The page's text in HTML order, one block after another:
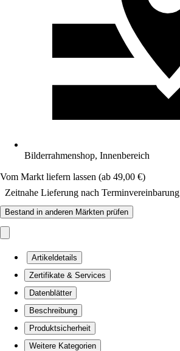
Bilderrahmenshop, Innenbereich
Vom Markt liefern lassen (ab 49,00 €)
Zeitnahe Lieferung nach Terminvereinbarung
Bestand in anderen Märkten prüfen
Artikeldetails
Zertifikate & Services
Datenblätter
Beschreibung
Produktsicherheit
Weitere Kategorien